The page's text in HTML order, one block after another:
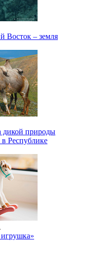
Восток – земля
дикой природы